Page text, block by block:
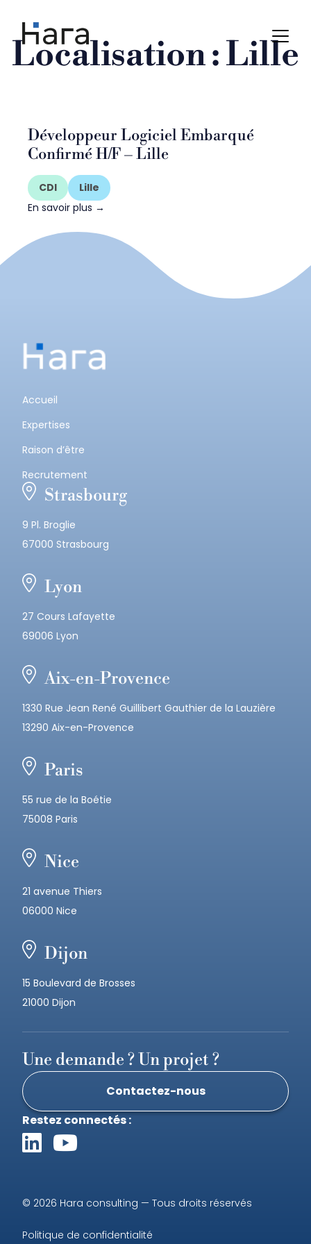
content
Localisation :Lille
Développeur Logiciel Embarqué
Confirmé H/F – Lille
CDI
Lille
En savoir plus
Accueil
Expertises
Raison d’être
Recrutement
Strasbourg
9 Pl. Broglie
67000 Strasbourg
Lyon
27 Cours Lafayette
69006 Lyon
Aix-en-Provence
1330 Rue Jean René Guillibert Gauthier de la Lauzière
13290 Aix-en-Provence
Paris
55 rue de la Boétie
75008 Paris
Nice
21 avenue Thiers
06000 Nice
Dijon
15 Boulevard de Brosses
21000 Dijon
Restez connectés :
Une demande ? Un projet ?
Contactez-nous
© 2026 Hara consulting — Tous droits réservés
Politique de confidentialité